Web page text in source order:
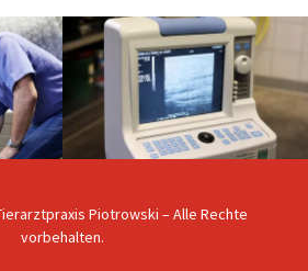
Piotrowski – Alle Rechte
vorbehalten.